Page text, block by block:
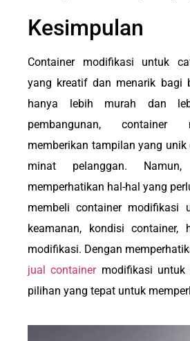
Kesimpulan
Container modifikasi untuk
yang kreatif dan menarik bagi
hanya lebih murah dan
pembangunan, container
memberikan tampilan yang
minat pelanggan.
memperhatikan hal-hal yang
membeli container modifikasi
keamanan, kondisi container,
modifikasi. Dengan
jual containermodifikasi untuk
pilihan yang tepat untuk